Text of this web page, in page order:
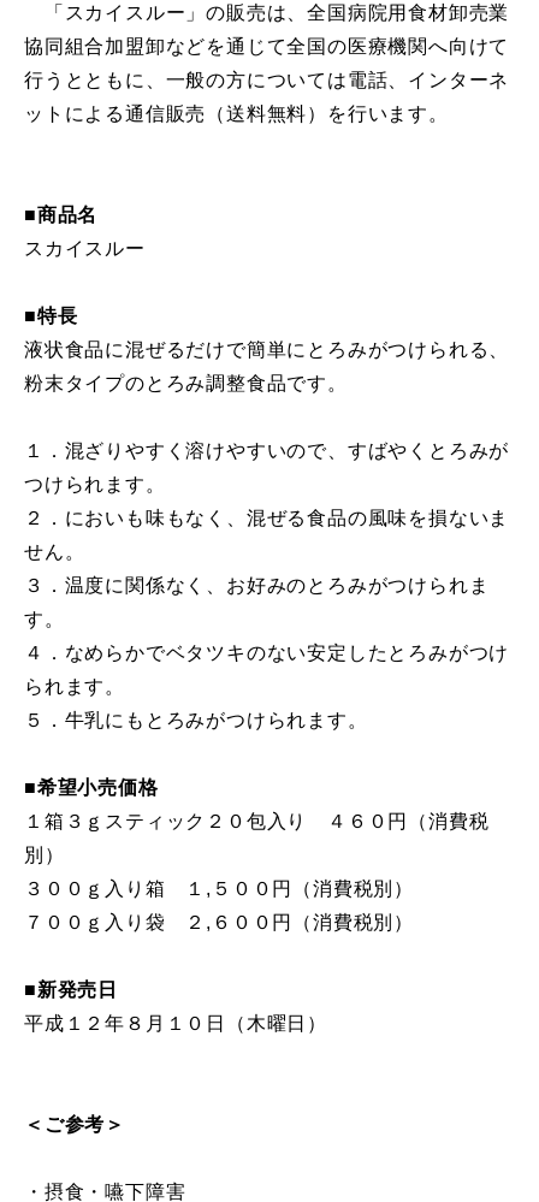
「スカイスルー」の販売は、全国病院用食材卸売業
協同組合加盟卸などを通じて全国の医療機関へ向けて
行うとともに、一般の方については電話、インターネ
ットによる通信販売（送料無料）を行います。
■商品名
スカイスルー
■特長
液状食品に混ぜるだけで簡単にとろみがつけられる、
粉末タイプのとろみ調整食品です。
１．混ざりやすく溶けやすいので、すばやくとろみが
つけられます。
２．においも味もなく、混ぜる食品の風味を損ないま
せん。
３．温度に関係なく、お好みのとろみがつけられま
す。
４．なめらかでベタツキのない安定したとろみがつけ
られます。
５．牛乳にもとろみがつけられます。
■希望小売価格
１箱３ｇスティック２０包入り ４６０円（消費税
別）
３００ｇ入り箱 １,５００円（消費税別）
７００ｇ入り袋 ２,６００円（消費税別）
■新発売日
平成１２年８月１０日（木曜日）
＜ご参考＞
・摂食・嚥下障害